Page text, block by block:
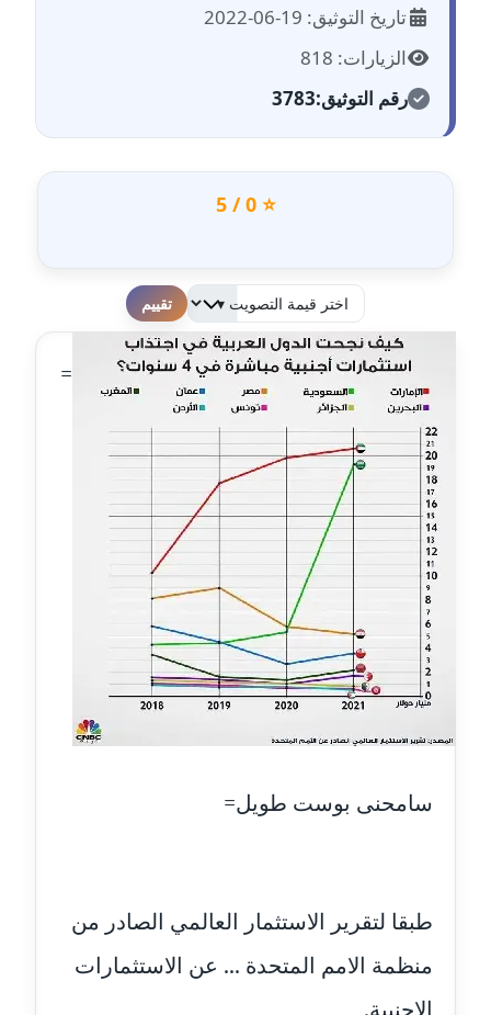
مدونة احمد شقليط
عاملة
مدونة أحمد عبد الفتاح
عاملة
مدونة احمد كريدي
عاملة
مدونة اريج الشرفا
عاملة
مدونة اسراء كمال
عاملة
مدونة اسلام أبو علم
عاملة
مدونة اسماء خوجة
عاملة
مدونة أسماء كاشف
عاملة
مدونة اسماعيل محسن
مدونة اسيمة اسامه
تاريخ التوثيق: 19-06-2022
الزيارات: 818
رقم التوثيق:3783
⭐ 0 / 5
لطفا قم بالتقييم
=
سامحنى بوست طويل=
طبقا لتقرير الاستثمار العالمي الصادر من
منظمة الامم المتحدة ... عن الاستثمارات
الاجنبية.